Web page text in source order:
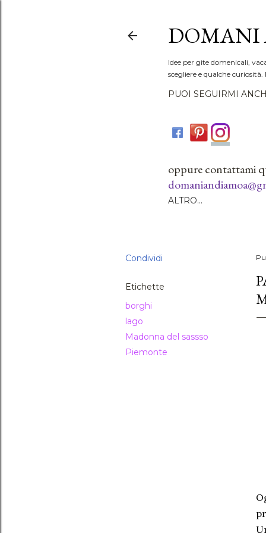
DOMANI
Idee per gite domenicali,
scegliere e qualche
PUOI SEGUIRMI
oppure contattami
ALTRO…
Condividi
Etichette
borghi
lago
Madonna del sassso
Piemonte